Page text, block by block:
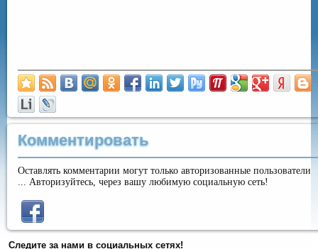
Комментировать
Оставлять комментарии могут только авторизованные пользователи
... Авторизуйтесь, через вашу любимую социальную сеть!
Следите за нами в социальных сетях!